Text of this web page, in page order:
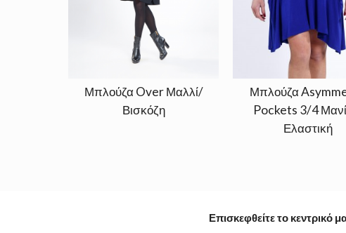
Μπλούζα Over Μαλλί/
Βισκόζη
Μπλούζα
Pockets 3/4
Ελαστική
Επισκεφθείτε το κεντρικό